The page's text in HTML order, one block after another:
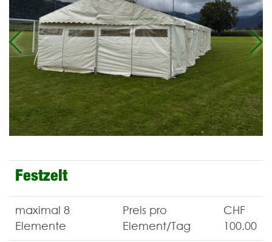
Previous
Festzelt
maximal 8
Elemente
Preis pro
Element/Tag
CHF
100.00